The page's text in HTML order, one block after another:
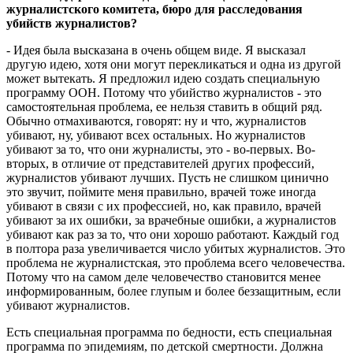
журналистского комитета, бюро для расследования
убийств журналистов?
- Идея была высказана в очень общем виде. Я высказал
другую идею, хотя они могут перекликаться и одна из другой
может вытекать. Я предложил идею создать специальную
программу ООН. Потому что убийство журналистов - это
самостоятельная проблема, ее нельзя ставить в общий ряд.
Обычно отмахиваются, говорят: ну и что, журналистов
убивают, ну, убивают всех остальных. Но журналистов
убивают за то, что они журналисты, это - во-первых. Во-
вторых, в отличие от представителей других профессий,
журналистов убивают лучших. Пусть не слишком цинично
это звучит, поймите меня правильно, врачей тоже иногда
убивают в связи с их профессией, но, как правило, врачей
убивают за их ошибки, за врачебные ошибки, а журналистов
убивают как раз за то, что они хорошо работают. Каждый год
в полтора раза увеличивается число убитых журналистов. Это
проблема не журналистская, это проблема всего человечества.
Потому что на самом деле человечество становится менее
информированным, более глупым и более беззащитным, если
убивают журналистов.
Есть специальная программа по бедности, есть специальная
программа по эпидемиям, по детской смертности. Должна